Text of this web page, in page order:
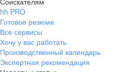
hh PRO
Готовое резюме
Все сервисы
Хочу у вас работать
Производственный календарь
Экспертная рекомендация